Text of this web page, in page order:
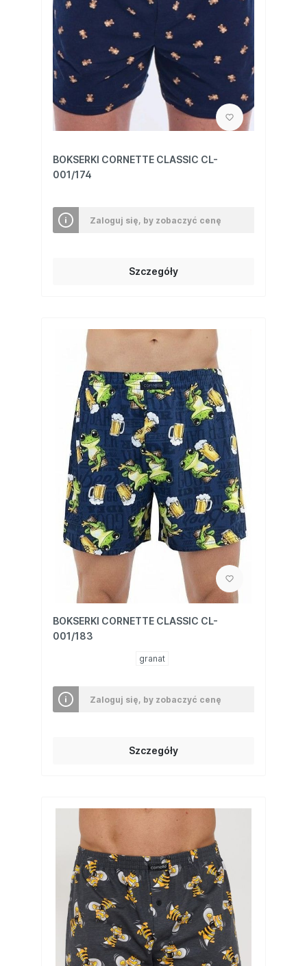
BOKSERKI CORNETTE CLASSIC CL-
001/174
Zaloguj się, by zobaczyć cenę
Szczegóły
BOKSERKI CORNETTE CLASSIC CL-
001/183
granat
Zaloguj się, by zobaczyć cenę
Szczegóły